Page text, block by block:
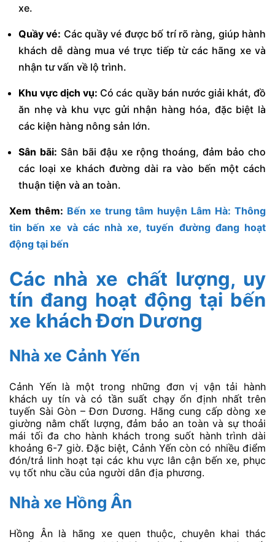
xe.
Quầy vé: Các quầy vé được bố trí rõ ràng, giúp hành
khách dễ dàng mua vé trực tiếp từ các hãng xe và
nhận tư vấn về lộ trình.
Khu vực dịch vụ: Có các quầy bán nước giải khát, đồ
ăn nhẹ và khu vực gửi nhận hàng hóa, đặc biệt là
các kiện hàng nông sản lớn.
Sân bãi: Sân bãi đậu xe rộng thoáng, đảm bảo cho
các loại xe khách đường dài ra vào bến một cách
thuận tiện và an toàn.
Xem thêm: Bến xe trung tâm huyện Lâm Hà: Thông
tin bến xe và các nhà xe, tuyến đường đang hoạt
động tại bến
Các nhà xe chất lượng, uy
tín đang hoạt động tại bến
xe khách Đơn Dương
Nhà xe Cảnh Yến
Cảnh Yến là một trong những đơn vị vận tải hành
khách uy tín và có tần suất chạy ổn định nhất trên
tuyến Sài Gòn – Đơn Dương. Hãng cung cấp dòng xe
giường nằm chất lượng, đảm bảo an toàn và sự thoải
mái tối đa cho hành khách trong suốt hành trình dài
khoảng 6-7 giờ. Đặc biệt, Cảnh Yến còn có nhiều điểm
đón/trả linh hoạt tại các khu vực lân cận bến xe, phục
vụ tốt nhu cầu của người dân địa phương.
Nhà xe Hồng Ân
Hồng Ân là hãng xe quen thuộc, chuyên khai thác